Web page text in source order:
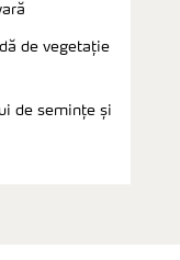
de vegetație
de semințe și